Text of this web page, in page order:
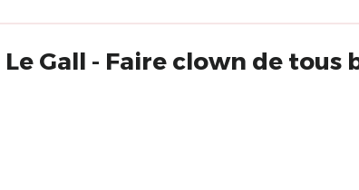
Gall - Faire clown de tous